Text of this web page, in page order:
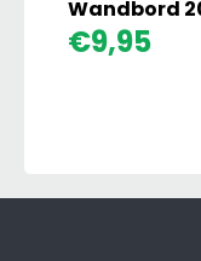
Wandbord
€9,95